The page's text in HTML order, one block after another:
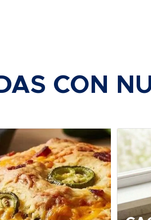
CON